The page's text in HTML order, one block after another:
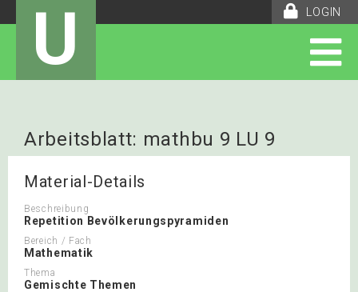
LOGIN
U
Arbeitsblatt: mathbu 9 LU 9
Material-Details
Beschreibung
Repetition Bevölkerungspyramiden
Bereich / Fach
Mathematik
Thema
Gemischte Themen